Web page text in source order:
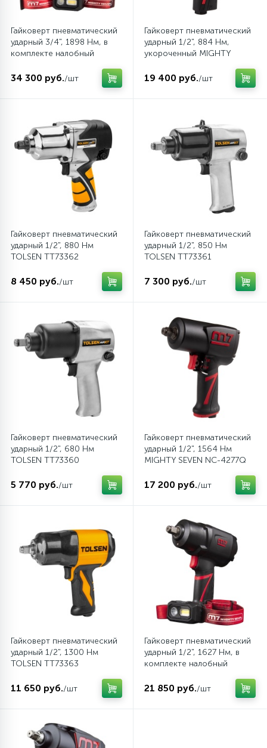
Пневмолинии
Ремонт автомобильных кондиционеров
Наборы инструмента универсальные
Отвертки
Режущий инструмент
Резьбонарезной инструмент
Торцевые головки и принадлежности
Торцевые головки, насадки и
принадлежности ударные
Торцевые насадки и вставки (биты)
Шарнирно-губцевый инструмент
Шестигранники, TORX, SPLINE
Пульверизатор технических жидкостей
Рабочая одежда
Средства защиты
Сумки для инструмента
Щетки ручные
Поршневая группа
Ремонт кузова
Ремонт салона
Ремонт стекол
Рулевое управление
Система зажигания
Система кондиционирования
Система питания
Система смазки
Трансмиссия
Гайковерт пневматический
ударный 3/4", 1898 Нм, в
комплекте налобный
6255QL
34 300 руб./шт
Гайковерт пневматический
ударный 1/2", 884 Нм,
укороченный MIGHTY
19 400 руб./шт
Гайковерт пневматический
ударный 1/2", 880 Нм
TOLSEN TT73362
8 450 руб./шт
Гайковерт пневматический
ударный 1/2", 850 Нм
TOLSEN TT73361
7 300 руб./шт
Гайковерт пневматический
ударный 1/2", 680 Нм
TOLSEN TT73360
5 770 руб./шт
Гайковерт пневматический
ударный 1/2", 1564 Нм
MIGHTY SEVEN NC-4277Q
17 200 руб./шт
Гайковерт пневматический
ударный 1/2", 1300 Нм
TOLSEN TT73363
11 650 руб./шт
Гайковерт пневматический
ударный 1/2", 1627 Нм, в
комплекте налобный
4255QL
21 850 руб./шт